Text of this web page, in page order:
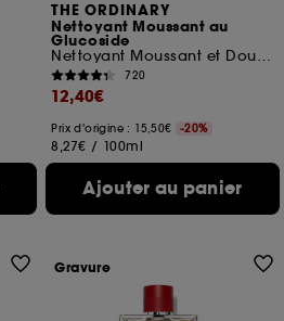
THE ORDINARY
Nettoyant Moussant au
Glucoside
Nettoyant Moussant et Doux pour le Visage
720
12,40€
Prix d'origine : 15,50€ -20%
8,27€ / 100ml
Ajouter au panier
Gravure